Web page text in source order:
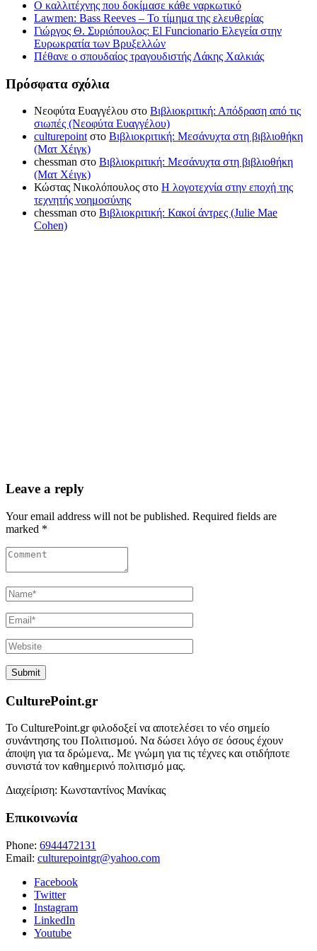
Ο καλλιτέχνης που δοκίμασε κάθε ναρκωτικό
Lawmen: Bass Reeves – Το τίμημα της ελευθερίας
Γιώργος Θ. Συριόπουλος: El Funcionario Ελεγεία στην
Ευρωκρατία των Βρυξελλών
Πέθανε ο σπουδαίος τραγουδιστής Λάκης Χαλκιάς
Πρόσφατα σχόλια
Νεοφύτα Ευαγγέλου στο Βιβλιοκριτική: Απόδραση από τις
σιωπές (Νεοφύτα Ευαγγέλου)
culturepointστο Βιβλιοκριτική: Μεσάνυχτα στη βιβλιοθήκη
(Ματ Χέιγκ)
chessman στο Βιβλιοκριτική: Μεσάνυχτα στη βιβλιοθήκη
(Ματ Χέιγκ)
Κώστας Νικολόπουλος στο Η λογοτεχνία στην εποχή της
τεχνητής νοημοσύνης
chessman στο Βιβλιοκριτική: Κακοί άντρες (Julie Mae
Cohen)
Leave a reply
Your email address will not be published. Required fields are
marked *
CulturePoint.gr
Το CulturePoint.gr φιλοδοξεί να αποτελέσει το νέο σημείο
συνάντησης του Πολιτισμού. Να δώσει λόγο σε όσους έχουν
άποψη για τα δρώμενα,. Με γνώμη για τις τέχνες και οτιδήποτε
συνιστά τον καθημερινό πολιτισμό μας.
Διαχείριση: Κωνσταντίνος Μανίκας
Επικοινωνία
Phone: 6944472131
Email: culturepointgr@yahoo.com
Facebook
Twitter
Instagram
LinkedIn
Youtube